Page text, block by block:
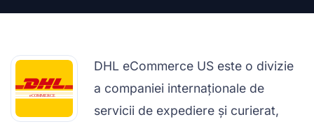
DHL eCommerce US este o divizie
a companiei internaționale de
servicii de expediere și curierat,